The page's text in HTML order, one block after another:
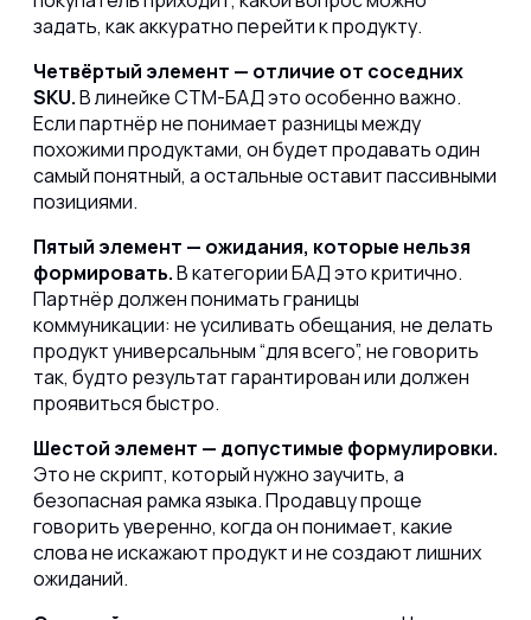
задать, как аккуратно перейти к продукту.
Четвёртый элемент — отличие от соседних
SKU.В линейке СТМ-БАД это особенно важно.
Если партнёр не понимает разницы между
похожими продуктами, он будет продавать один
самый понятный, а остальные оставит пассивными
позициями.
Пятый элемент — ожидания, которые нельзя
формировать.В категории БАД это критично.
Партнёр должен понимать границы
коммуникации: не усиливать обещания, не делать
продукт универсальным “для всего”, не говорить
так, будто результат гарантирован или должен
проявиться быстро.
Шестой элемент — допустимые формулировки.
Это не скрипт, который нужно заучить, а
безопасная рамка языка. Продавцу проще
говорить уверенно, когда он понимает, какие
слова не искажают продукт и не создают лишних
ожиданий.